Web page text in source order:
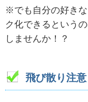
※でも自分の好き
ク化できるという
しませんか！？
飛び散り注意